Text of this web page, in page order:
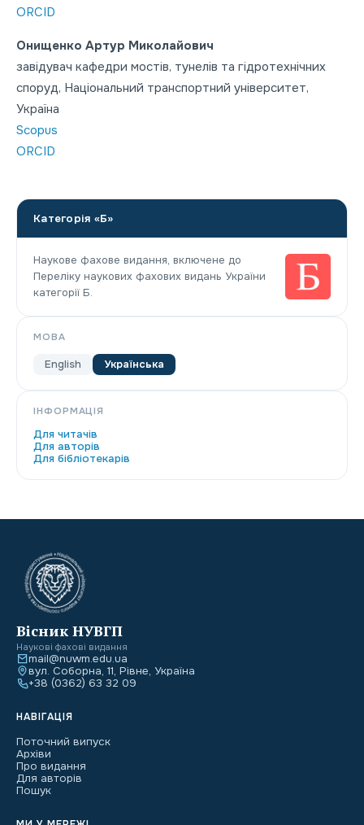
ORCID
Онищенко Артур Миколайович
завідувач кафедри мостів, тунелів та гідротехнічних
споруд, Національний транспортний університет,
Україна
Scopus
ORCID
Категорія «Б»
Наукове фахове видання, включене до
Переліку наукових фахових видань України
категорії Б.
МОВА
English Українська
ІНФОРМАЦІЯ
Для читачів
Для авторів
Для бібліотекарів
Вісник НУВГП
Наукові фахові видання
mail@nuwm.edu.ua
вул. Соборна, 11, Рівне, Україна
+38 (0362) 63 32 09
НАВІГАЦІЯ
Поточний випуск
Архіви
Про видання
Для авторів
Пошук